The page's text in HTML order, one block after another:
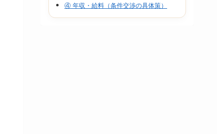
④ 年収・給料（条件交渉の具体策）